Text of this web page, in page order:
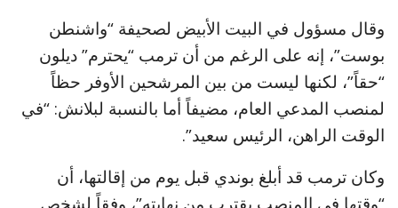
وقال مسؤول في البيت الأبيض لصحيفة “واشنطن
بوست”، إنه على الرغم من أن ترمب “يحترم” ديلون
“حقاً”، لكنها ليست من بين المرشحين الأوفر حظاً
لمنصب المدعي العام، مضيفاً أما بالنسبة لبلانش: “في
الوقت الراهن، الرئيس سعيد”.
وكان ترمب قد أبلغ بوندي قبل يوم من إقالتها، أن